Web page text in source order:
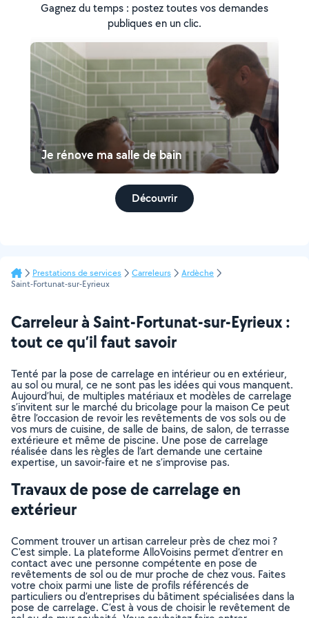
Gagnez du temps : postez toutes vos demandes
publiques en un clic.
Je rénove ma salle de bain
Découvrir
Prestations de services Carreleurs
Ardèche
Saint-Fortunat-sur-Eyrieux
Carreleur à Saint-Fortunat-sur-Eyrieux :
tout ce qu’il faut savoir
Tenté par la pose de carrelage en intérieur ou en extérieur,
au sol ou mural, ce ne sont pas les idées qui vous manquent.
Aujourd’hui, de multiples matériaux et modèles de carrelage
s’invitent sur le marché du bricolage pour la maison Ce peut
être l’occasion de revoir les revêtements de vos sols ou de
vos murs de cuisine, de salle de bains, de salon, de terrasse
extérieure et même de piscine. Une pose de carrelage
réalisée dans les règles de l’art demande une certaine
expertise, un savoir-faire et ne s’improvise pas.
Travaux de pose de carrelage en
extérieur
Comment trouver un artisan carreleur près de chez moi ?
C'est simple. La plateforme AlloVoisins permet d’entrer en
contact avec une personne compétente en pose de
revêtements de sol ou de mur proche de chez vous. Faites
votre choix parmi une liste de profils référencés de
particuliers ou d’entreprises du bâtiment spécialisées dans la
pose de carrelage. C’est à vous de choisir le revêtement de